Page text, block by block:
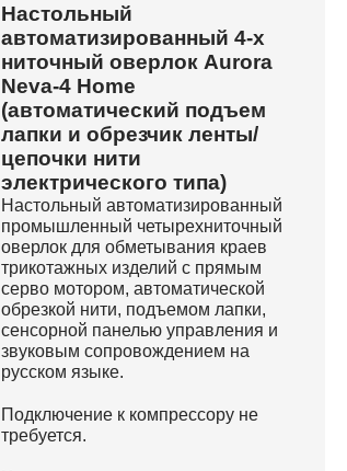
Настольный
автоматизированный 4-х
ниточный оверлок Aurora
Neva-4 Home
(автоматический подъем
лапки и обрезчик ленты/
цепочки нити
электрического типа)
Настольный автоматизированный
промышленный четырехниточный
оверлок для обметывания краев
трикотажных изделий с прямым
серво мотором, автоматической
обрезкой нити, подъемом лапки,
сенсорной панелью управления и
звуковым сопровождением на
русском языке.
Подключение к компрессору не
требуется.